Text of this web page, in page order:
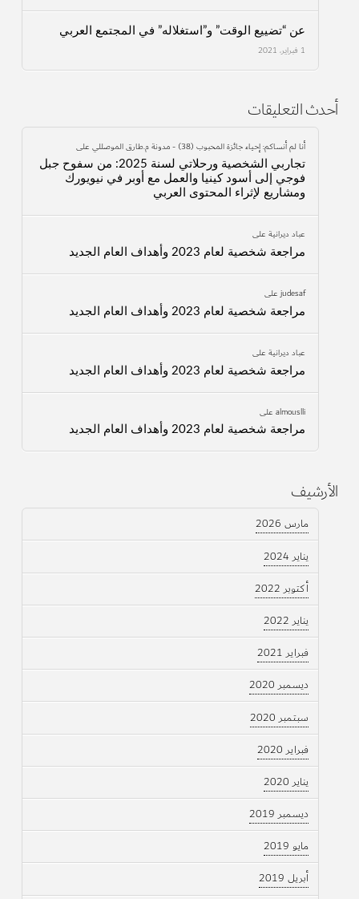
عن “تضييع الوقت” و”استغلاله” في المجتمع العربي
1 فبراير، 2021
أحدث التعليقات
أنا لم أنساكم: إحياء جائزة المحبوب (38) - مدونة م.طارق الموصللي على
تجاربي الشخصية ورحلاتي لسنة 2025: من سفوح جبل
فوجي إلى أسود كينيا والعمل مع أوبر في نيويورك
ومشاريع لإثراء المحتوى العربي
عباد ديرانيةعلى
مراجعة شخصية لعام 2023 وأهداف العام الجديد
judesafعلى
مراجعة شخصية لعام 2023 وأهداف العام الجديد
عباد ديرانيةعلى
مراجعة شخصية لعام 2023 وأهداف العام الجديد
almouslliعلى
مراجعة شخصية لعام 2023 وأهداف العام الجديد
الأرشيف
مارس 2026
يناير 2024
أكتوبر 2022
يناير 2022
فبراير 2021
ديسمبر 2020
سبتمبر 2020
فبراير 2020
يناير 2020
ديسمبر 2019
مايو 2019
أبريل 2019